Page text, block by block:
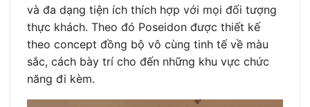
và đa dạng tiện ích thích hợp với mọi đối tượng
thực khách. Theo đó Poseidon được thiết kế
theo concept đồng bộ vô cùng tinh tế về màu
sắc, cách bày trí cho đến những khu vực chức
năng đi kèm.